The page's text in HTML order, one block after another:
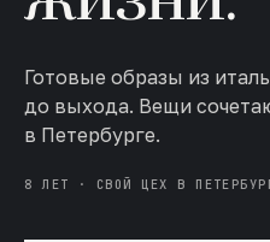
Готовые образы из
до выхода. Вещи
в Петербурге.
8 ЛЕТ · СВОЙ ЦЕХ В